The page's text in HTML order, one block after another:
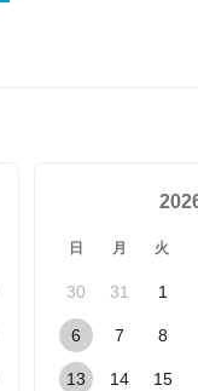
日 月 火
30 31 1
6 7 8
13 14 15